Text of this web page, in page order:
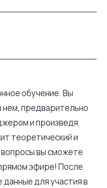
обучение. Вы
нем, предварительно
и произведя
теоретический и
вопросы вы сможете
эфире! После
для участия в